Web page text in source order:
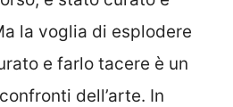
la voglia di esplodere
e farlo tacere è un
dell’arte. In